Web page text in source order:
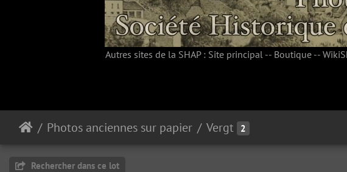
Autres sites de la SHAP : Site principal -- Boutique --
Photos anciennes sur papier Vergt 2
Rechercher dans ce lot